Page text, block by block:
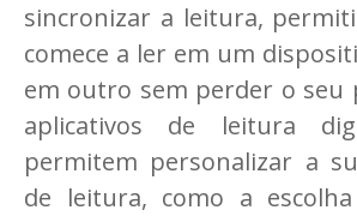
sincronizar a leitura,
comece a ler em um
em outro sem perder o seu
aplicativos de leitura
permitem personalizar a
de leitura, como a